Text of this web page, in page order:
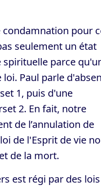
condamnation pour
seulement un état
parce
Paul parle
1, puis d'une
2. En fait, notre
de l’annulation de
de l'Esprit de vie
de la mort.
est régi par des lois